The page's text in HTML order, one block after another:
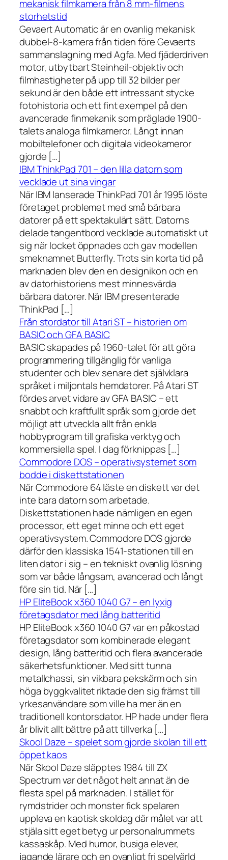
mekanisk filmkamera från 8 mm-filmens
storhetstid
Gevaert Automatic är en ovanlig mekanisk
dubbel-8-kamera från tiden före Gevaerts
sammanslagning med Agfa. Med fjäderdriven
motor, utbytbart Steinheil-objektiv och
filmhastigheter på upp till 32 bilder per
sekund är den både ett intressant stycke
fotohistoria och ett fint exempel på den
avancerade finmekanik som präglade 1900-
talets analoga filmkameror. Långt innan
mobiltelefoner och digitala videokameror
gjorde […]
IBM ThinkPad 701 – den lilla datorn som
vecklade ut sina vingar
När IBM lanserade ThinkPad 701 år 1995 löste
företaget problemet med små bärbara
datorer på ett spektakulärt sätt. Datorns
delade tangentbord vecklade automatiskt ut
sig när locket öppnades och gav modellen
smeknamnet Butterfly. Trots sin korta tid på
marknaden blev den en designikon och en
av datorhistoriens mest minnesvärda
bärbara datorer. När IBM presenterade
ThinkPad […]
Från stordator till Atari ST – historien om
BASIC och GFA BASIC
BASIC skapades på 1960-talet för att göra
programmering tillgänglig för vanliga
studenter och blev senare det självklara
språket i miljontals hemdatorer. På Atari ST
fördes arvet vidare av GFA BASIC – ett
snabbt och kraftfullt språk som gjorde det
möjligt att utveckla allt från enkla
hobbyprogram till grafiska verktyg och
kommersiella spel. I dag förknippas […]
Commodore DOS – operativsystemet som
bodde i diskettstationen
När Commodore 64 läste en diskett var det
inte bara datorn som arbetade.
Diskettstationen hade nämligen en egen
processor, ett eget minne och ett eget
operativsystem. Commodore DOS gjorde
därför den klassiska 1541-stationen till en
liten dator i sig – en tekniskt ovanlig lösning
som var både långsam, avancerad och långt
före sin tid. När […]
HP EliteBook x360 1040 G7 – en lyxig
företagsdator med lång batteritid
HP EliteBook x360 1040 G7 var en påkostad
företagsdator som kombinerade elegant
design, lång batteritid och flera avancerade
säkerhetsfunktioner. Med sitt tunna
metallchassi, sin vikbara pekskärm och sin
höga byggkvalitet riktade den sig främst till
yrkesanvändare som ville ha mer än en
traditionell kontorsdator. HP hade under flera
år blivit allt bättre på att tillverka […]
Skool Daze – spelet som gjorde skolan till ett
öppet kaos
När Skool Daze släpptes 1984 till ZX
Spectrum var det något helt annat än de
flesta spel på marknaden. I stället för
rymdstrider och monster fick spelaren
uppleva en kaotisk skoldag där målet var att
stjäla sitt eget betyg ur personalrummets
kassaskåp. Med humor, busiga elever,
jagande lärare och en ovanligt fri spelvärld